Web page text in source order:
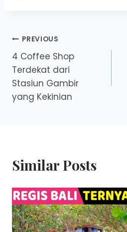
Post
navigation
PREVIOUS
4 Coffee Shop
Terdekat dari
Stasiun Gambir
yang Kekinian
Similar Posts